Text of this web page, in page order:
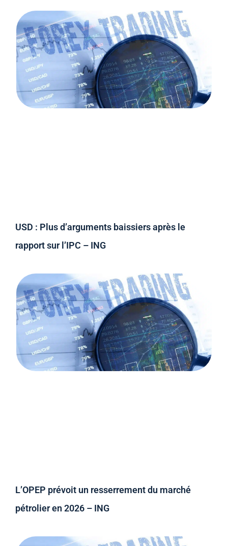
USD : Plus d’arguments baissiers après le
rapport sur l’IPC – ING
L’OPEP prévoit un resserrement du marché
pétrolier en 2026 – ING